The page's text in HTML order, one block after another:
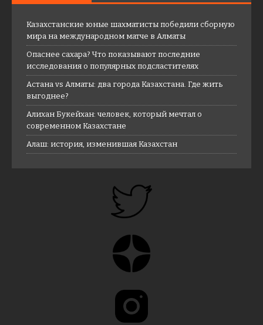
Казахстанские юные шахматисты победили сборную
мира на международном матче в Алматы
Опаснее сахара? Что показывают последние
исследования о популярных подсластителях
Астана vs Алматы: два города Казахстана. Где жить
выгоднее?
Алихан Букейхан: человек, который мечтал о
современном Казахстане
Алаш: история, изменившая Казахстан